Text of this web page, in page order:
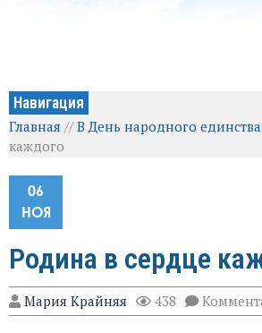
Навигация
Главная //В День народного единства
каждого
06
НОЯ
Родина в сердце
Мария Крайняя 438